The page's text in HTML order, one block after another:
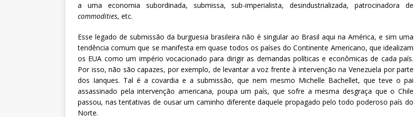
a uma economia subordinada, submissa, sub-imperialista, desindustrializada, patrocinadora de
commodities, etc.
Esse legado de submissão da burguesia brasileira não é singular ao Brasil aqui na América, e sim uma
tendência comum que se manifesta em quase todos os países do Continente Americano, que idealizam
os EUA como um império vocacionado para dirigir as demandas políticas e econômicas de cada país.
Por isso, não são capazes, por exemplo, de levantar a voz frente à intervenção na Venezuela por parte
dos Ianques. Tal é a covardia e a submissão, que nem mesmo Michelle Bachellet, que teve o pai
assassinado pela intervenção americana, poupa um país, que sofre a mesma desgraça que o Chile
passou, nas tentativas de ousar um caminho diferente daquele propagado pelo todo poderoso país do
Norte.